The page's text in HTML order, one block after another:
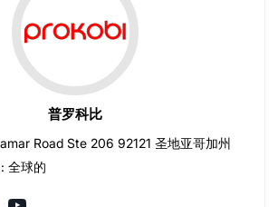
普罗科比
Road Ste 206 92121 圣地亚哥加州
全球的